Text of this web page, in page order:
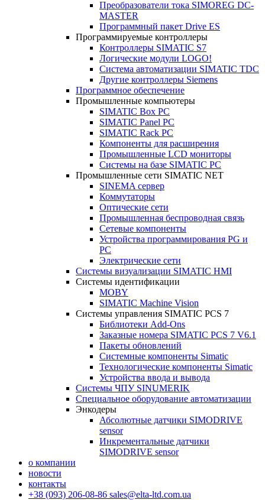
Преобразователи тока SIMOREG DC-
MASTER
Программный пакет Drive ES
Программируемые контроллеры
Контроллеры SIMATIC S7
Логические модули LOGO!
Система автоматизации SIMATIC TDC
Другие контроллеры Siemens
Программное обеспечение
Промышленные компьютеры
SIMATIC Box PC
SIMATIC Panel PС
SIMATIC Rack PC
Компоненты для расширения
Промышленные LCD мониторы
Системы на базе SIMATIC PC
Промышленные сети SIMATIC NET
SINEMA сервер
Коммутаторы
Оптические сети
Промышленная беспроводная связь
Сетевые компоненты
Устройства программирования PG и
PC
Электрические сети
Системы визуализации SIMATIC HMI
Системы идентификации
MOBY
SIMATIC Machine Vision
Системы управления SIMATIC PCS 7
Библиотеки Add-Ons
Заказные номера SIMATIC PCS 7 V6.1
Пакеты обновлений
Системные компоненты Simatic
Технологические компоненты Simatic
Устройства ввода и вывода
Системы ЧПУ SINUMERIK
Специальное оборудование автоматизации
Энкодеры
Абсолютные датчики SIMODRIVE
sensor
Инкрементальные датчики
SIMODRIVE sensor
о компании
новости
контакты
+38 (093) 206-08-86 sales@elta-ltd.com.ua